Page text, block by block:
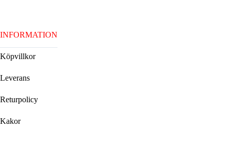
INFORMATION
Köpvillkor
Leverans
Returpolicy
Kakor